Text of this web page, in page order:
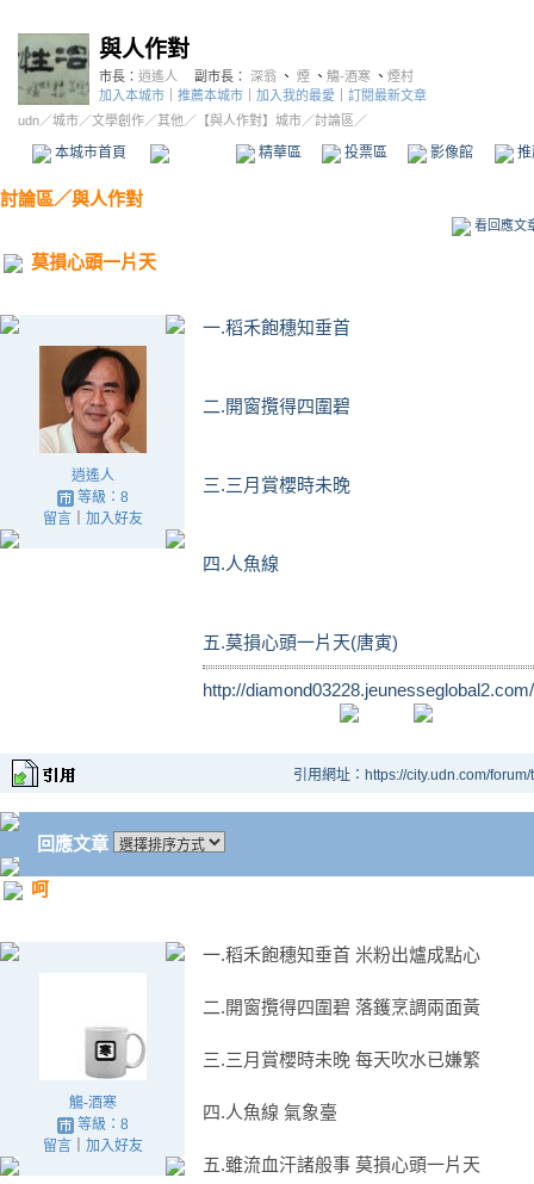
與人作對
市長： 逍遙人 副市長： 深翁 、 煙 、 觴-酒寒 、 煙村
加入本城市
推薦本城市 加入我的最愛
訂閱最新文章
udn／城市／文學創作／其他 ／ 【與人作對】城市／討論區／
本城市首頁 精華區 投票區 影像館
討論區／與人作對
看回應文
莫損心頭一片天
逍遙人
等級：8
留言｜ 加入好友
一.稻禾飽穗知垂首
二.開窗攬得四圍碧
三.三月賞櫻時未晚
四.人魚線
五.莫損心頭一片天(唐寅)
http://
引用網址：https://city.udn.com/
回應文章
呵
觴-酒寒
等級：8
留言｜ 加入好友
一.稻禾飽穗知垂首 米粉出爐成點心
二.開窗攬得四圍碧 落鑊烹調兩面黃
三.三月賞櫻時未晚 每天吹水已嫌繁
四.人魚線 氣象臺
五.雖流血汗諸般事 莫損心頭一片天